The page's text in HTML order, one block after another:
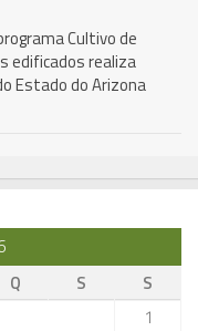
Cultivo de
edificados realiza
Estado do Arizona
Q S
S
1